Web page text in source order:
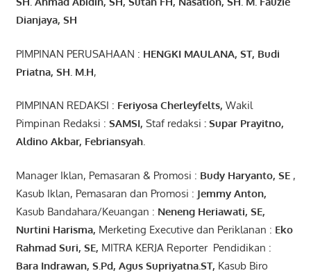
Dianjaya, SH
PIMPINAN PERUSAHAAN : HENGKI MAULANA, ST, Budi
Priatna, SH . M.H,
PIMPINAN REDAKSI : Feriyosa Cherleyfelts, Wakil
Pimpinan Redaksi : SAMSI, Staf redaksi : Supar Prayitno,
Aldino Akbar, Febriansyah.
Manager Iklan, Pemasaran & Promosi : Budy Haryanto, SE,
Kasub Iklan, Pemasaran dan Promosi : Jemmy Anton,
Kasub Bandahara/Keuangan : Neneng Heriawati, SE,
Nurtini Harisma, Merketing Executive dan Periklanan : Eko
Rahmad Suri, SE, MITRA KERJA Reporter Pendidikan :
Bara Indrawan, S.Pd, Agus Supriyatna.ST, Kasub Biro